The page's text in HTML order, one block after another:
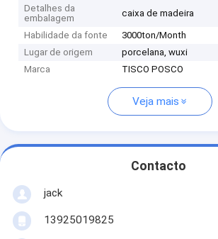
Detalhes da
embalagem
caixa de madeira
Habilidade da fonte
3000ton/Month
Lugar de origem
porcelana, wuxi
Marca
TISCO POSCO
Veja mais
Contacto
jack
13925019825